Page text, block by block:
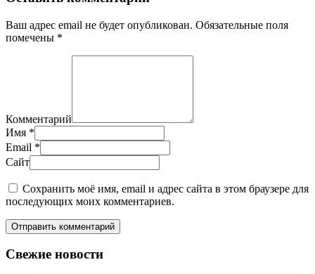
Ваш адрес email не будет опубликован. Обязательные поля
помечены *
Комментарий
Имя *
Email *
Сайт
Сохранить моё имя, email и адрес сайта в этом браузере для
последующих моих комментариев.
Отправить комментарий
Свежие новости